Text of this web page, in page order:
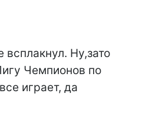
Ну,зато
Чемпионов по
играет, да